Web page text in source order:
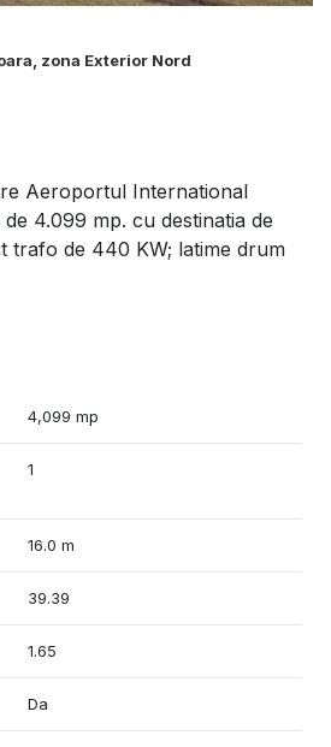
zona Exterior Nord
Aeroportul International
4.099 mp. cu destinatia de
trafo de 440 KW; latime drum
4,099 mp
1
16.0 m
39.39
1.65
Da